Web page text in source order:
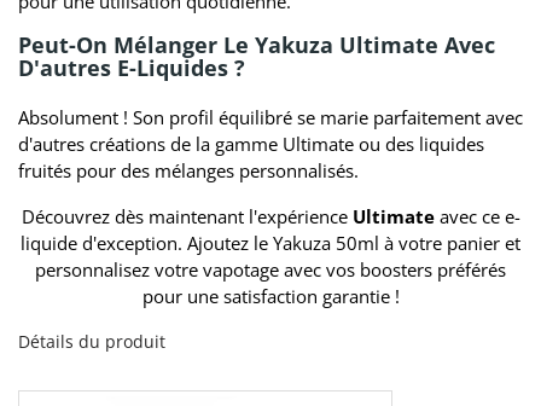
Peut-On Mélanger Le Yakuza Ultimate Avec
D'autres E-Liquides ?
Absolument ! Son profil équilibré se marie parfaitement avec
d'autres créations de la gamme Ultimate ou des liquides
fruités pour des mélanges personnalisés.
Découvrez dès maintenant l'expérience Ultimateavec ce e-
liquide d'exception. Ajoutez le Yakuza 50ml à votre panier et
personnalisez votre vapotage avec vos boosters préférés
pour une satisfaction garantie !
Détails du produit